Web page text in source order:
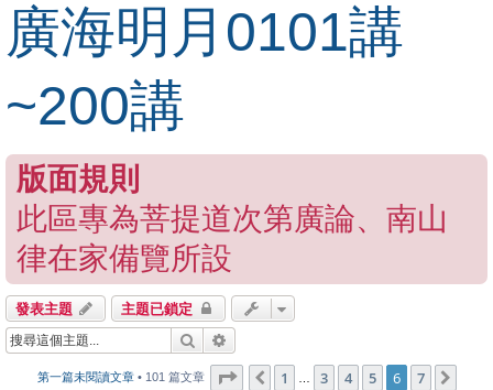
廣海明月0101講
~200講
版面規則
此區專為菩提道次第廣論、南山
律在家備覽所設
發表主題
主題已鎖定
搜尋
第一篇未閱讀文章• 101 篇文章 第 6頁 (共7 頁)
上一頁
1 3 4 5 6 7